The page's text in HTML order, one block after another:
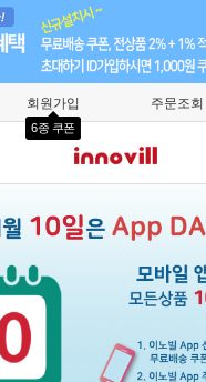
회원가입
6종 쿠폰
주문조회